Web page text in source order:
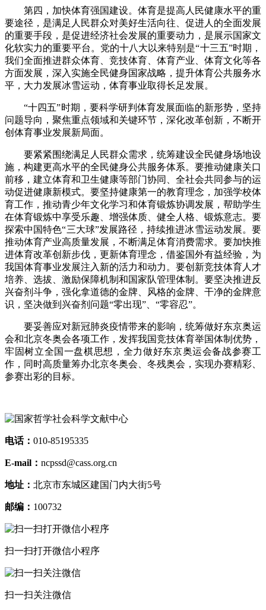
第四，加快体育强国建设。体育是提高人民健康水平的重
要途径，是满足人民群众对美好生活向往、促进人的全面发展
的重要手段，是促进经济社会发展的重要动力，是展示国家文
化软实力的重要平台。党的十八大以来特别是“十三五”时期，
我们全面推进群众体育、竞技体育、体育产业、体育文化等各
方面发展，深入实施全民健身国家战略，提升体育公共服务水
平，大力发展冰雪运动，体育事业取得长足发展。
“十四五”时期，要科学研判体育发展面临的新形势，坚持
问题导向，聚焦重点领域和关键环节，深化改革创新，不断开
创体育事业发展新局面。
要紧紧围绕满足人民群众需求，统筹建设全民健身场地设
施，构建更高水平的全民健身公共服务体系。要推动健康关口
前移，建立体育和卫生健康等部门协同、全社会共同参与的运
动促进健康新模式。要坚持健康第一的教育理念，加强学校体
育工作，推动青少年文化学习和体育锻炼协调发展，帮助学生
在体育锻炼中享受乐趣、增强体质、健全人格、锻炼意志。要
探索中国特色“三大球”发展路径，持续推进冰雪运动发展。要
推动体育产业高质量发展，不断满足体育消费需求。要加快推
进体育改革创新步伐，更新体育理念，借鉴国外有益经验，为
我国体育事业发展注入新的活力和动力。要创新竞技体育人才
培养、选拔、激励保障机制和国家队管理体制。要坚决推进反
兴奋剂斗争，强化拿道德的金牌、风格的金牌、干净的金牌意
识，坚决做到兴奋剂问题“零出现”、“零容忍”。
要妥善应对新冠肺炎疫情带来的影响，统筹做好东京奥运
会和北京冬奥会各项工作，发挥我国竞技体育举国体制优势，
牢固树立全国一盘棋思想，全力做好东京奥运会备战参赛工
作，同时高质量筹办北京冬奥会、冬残奥会，实现办赛精彩、
参赛出彩的目标。
电话： 010-85195335
E-mail： ncpssd@cass.org.cn
地址： 北京市东城区建国门内大街5号
邮编： 100732
扫一扫打开微信小程序
扫一扫关注微信